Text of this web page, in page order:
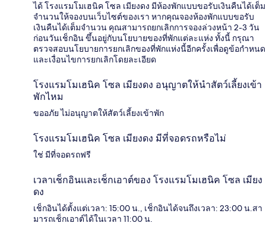
ได้ โรงแรมโมเฮนิค โซล เมียงดง มีห้องพักแบบขอรับเงินคืนได้เต็ม
จำนวนให้จองบนเว็บไซต์ของเรา หากคุณจองห้องพักแบบขอรับ
เงินคืนได้เต็มจำนวน คุณสามารถยกเลิกการจองล่วงหน้า 2-3 วัน
ก่อนวันเช็กอิน ขึ้นอยู่กับนโยบายของที่พักแต่ละแห่ง ทั้งนี้ กรุณา
ตรวจสอบนโยบายการยกเลิกของที่พักแห่งนี้อีกครั้งเพื่อดูข้อกำหนด
และเงื่อนไขการยกเลิกโดยละเอียด
โรงแรมโมเฮนิค โซล เมียงดง อนุญาตให้นำสัตว์เลี้ยงเข้า
พักไหม
ขออภัย ไม่อนุญาตให้สัตว์เลี้ยงเข้าพัก
โรงแรมโมเฮนิค โซล เมียงดง มีที่จอดรถหรือไม่
ใช่ มีที่จอดรถฟรี
เวลาเช็กอินและเช็กเอาต์ของ โรงแรมโมเฮนิค โซล เมียง
ดง
เช็กอินได้ตั้งแต่เวลา: 15:00 น., เช็กอินได้จนถึงเวลา: 23:00 น.สา
มารถเช็กเอาต์ได้ในเวลา 11:00 น.